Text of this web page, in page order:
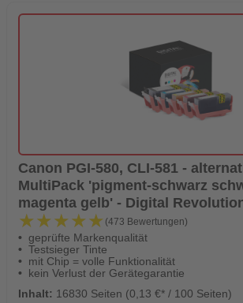
Canon PGI-580, CLI-581 -
MultiPack 'pigment-schwarz
magenta gelb' - Digital
★★★★★
★★★★★ (473 Bewertungen)
geprüfte Markenqualität
Testsieger Tinte
mit Chip = volle Funktionalität
kein Verlust der Gerätegarantie
Inhalt: 16830 Seiten (0,13 €* / 100 Seiten)